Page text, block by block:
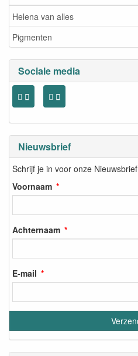
Helena van alles
Pigmenten
Sociale media
Nieuwsbrief
Schrijf je in voor onze Nieuwsbrief
Voornaam
Achternaam
E-mail